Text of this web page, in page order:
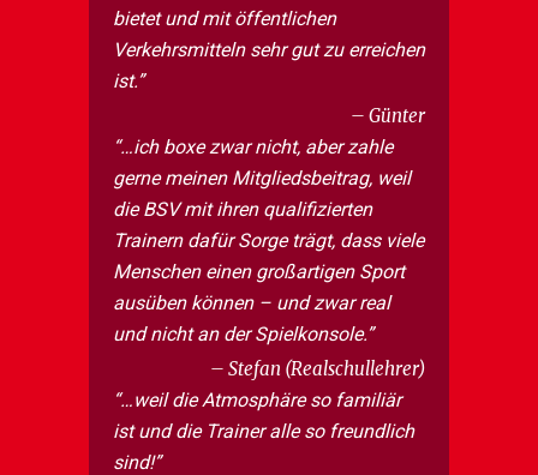
bietet und mit öffentlichen
Verkehrsmitteln sehr gut zu erreichen
ist.
Günter
…ich boxe zwar nicht, aber zahle
gerne meinen Mitgliedsbeitrag, weil
die BSV mit ihren qualifizierten
Trainern dafür Sorge trägt, dass viele
Menschen einen großartigen Sport
ausüben können – und zwar real
und nicht an der Spielkonsole.
Stefan (Realschullehrer)
…weil die Atmosphäre so familiär
ist und die Trainer alle so freundlich
sind!